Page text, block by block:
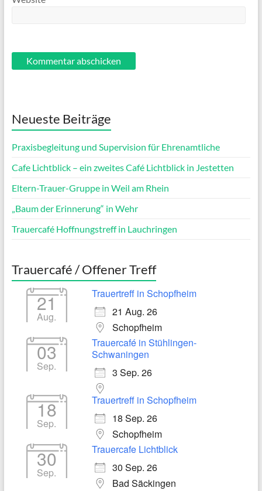
Neueste Beiträge
Praxisbegleitung und Supervision für Ehrenamtliche
Cafe Lichtblick – ein zweites Café Lichtblick in Jestetten
Eltern-Trauer-Gruppe in Weil am Rhein
„Baum der Erinnerung“ in Wehr
Trauercafé Hoffnungstreff in Lauchringen
Trauercafé / Offener Treff
21
Aug.
Trauertreff in Schopfheim
21 Aug. 26
Schopfheim
03
Sep.
Trauercafé in Stühlingen-
Schwaningen
3 Sep. 26
18
Sep.
Trauertreff in Schopfheim
18 Sep. 26
Schopfheim
30
Sep.
Trauercafe Lichtblick
30 Sep. 26
Bad Säckingen